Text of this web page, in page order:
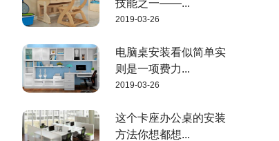
技能之一——...
2019-03-26
电脑桌安装看似简单实
则是一项费力...
2019-03-26
这个卡座办公桌的安装
方法你想都想...